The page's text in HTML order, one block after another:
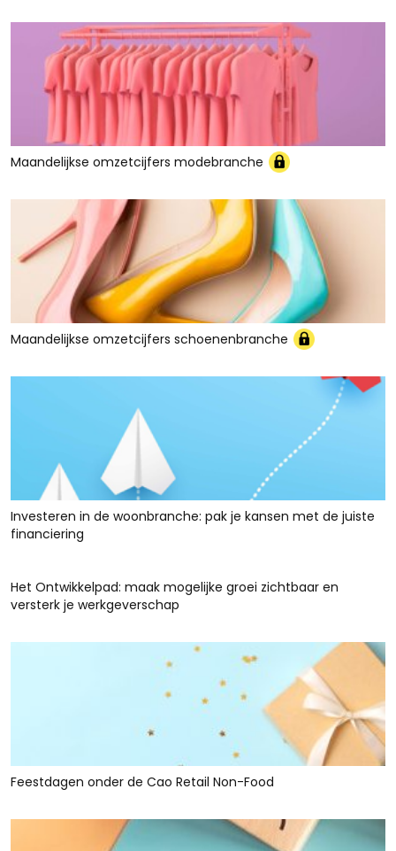
Maandelijkse omzetcijfers modebranche
Maandelijkse omzetcijfers schoenenbranche
Investeren in de woonbranche: pak je kansen met de juiste
financiering
Het Ontwikkelpad: maak mogelijke groei zichtbaar en
versterk je werkgeverschap
Feestdagen onder de Cao Retail Non-Food